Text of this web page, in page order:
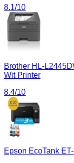
8.1/10
Brother HL-
Wit Printer
8.4/10
Epson EcoTank